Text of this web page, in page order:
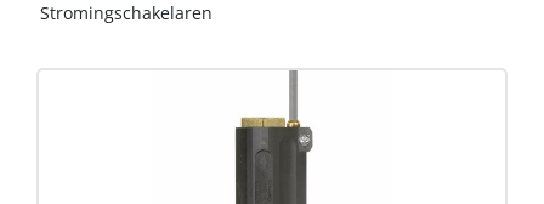
Stromingschakelaren